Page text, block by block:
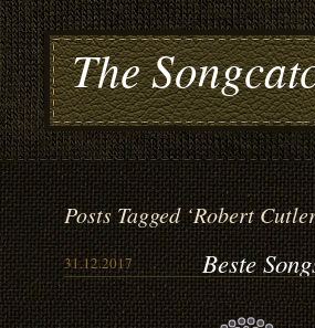
The
Posts Tagged ‘Robert
31.12.2017 Beste